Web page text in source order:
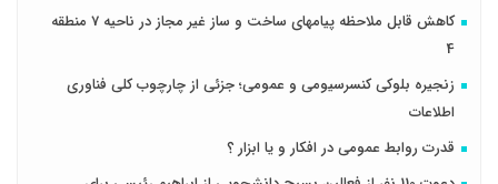
کاهش قابل ملاحظه پیامهای ساخت و ساز غیر مجاز در ناحیه 7 منطقه
4
زنجیره بلوکی کنسرسیومی و عمومی؛ جزئی از چارچوب کلی فناوری
اطلاعات
قدرت روابط عمومی در افکار و یا ابزار ؟